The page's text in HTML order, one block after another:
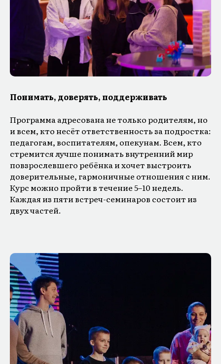
Понимать, доверять, поддерживать
Программа адресована не только родителям, но
и всем, кто несёт ответственность за подростка:
педагогам, воспитателям, опекунам. Всем, кто
стремится лучше понимать внутренний мир
повзрослевшего ребёнка и хочет выстроить
доверительные, гармоничные отношения с ним.
Курс можно пройти в течение 5–10 недель.
Каждая из пяти встреч-семинаров состоит из
двух частей.